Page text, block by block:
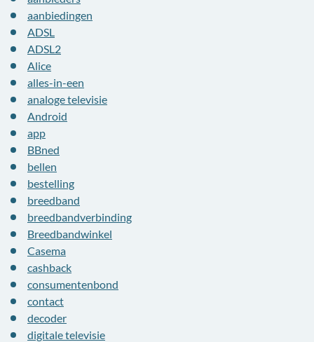
aanbiedingen
ADSL
ADSL2
Alice
alles-in-een
analoge televisie
Android
app
BBned
bellen
bestelling
breedband
breedbandverbinding
Breedbandwinkel
Casema
cashback
consumentenbond
contact
decoder
digitale televisie